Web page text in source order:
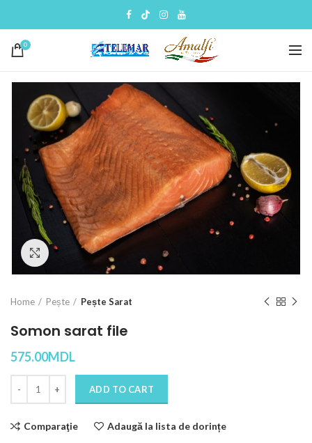
0
Click to enlarge
Home Pește Pește Sarat
Somon sarat file
575.00MDL
ADD TO CART
Comparaţie Adaugă la lista de dorințe